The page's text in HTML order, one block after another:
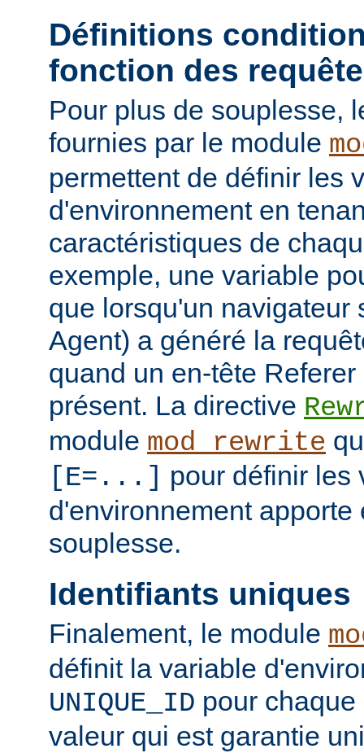
Définitions
fonction des
Pour plus de souplesse,
fournies par le module
permettent de définir les
d'environnement en
caractéristiques de
exemple, une variable
que lorsqu'un navigateur
Agent) a généré la
quand un en-tête
présent. La directive
module mod_rewrite
[E=...] pour définir les
d'environnement apporte
souplesse.
Identifiants uniques
Finalement, le module
définit la variable
UNIQUE_ID pour
valeur qui est garantie